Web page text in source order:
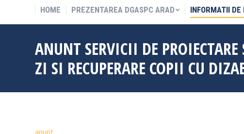
HOME PREZENTAREA DGASPC ARAD INFORMATII
ANUNT SERVICII DE
ZI SI RECUPERARE COPII CU
anunt